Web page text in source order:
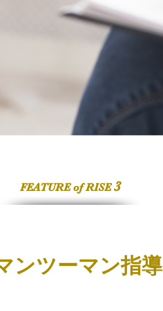
FEATURE of RISE3
ンツーマン指導